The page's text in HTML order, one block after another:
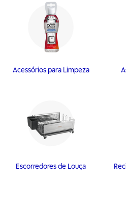
Acessórios para Limpeza
Escorredores de Louça